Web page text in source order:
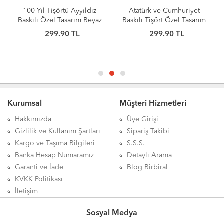
100 Yıl Tişörtü Ayyıldız
Baskılı Özel Tasarım Beyaz
299.90 TL
Atatürk ve Cumhuriyet
Baskılı Tişört Özel Tasarım
Beyaz
299.90 TL
Kurumsal
Hakkımızda
Gizlilik ve Kullanım Şartları
Kargo ve Taşıma Bilgileri
Banka Hesap Numaramız
Garanti ve İade
KVKK Politikası
İletişim
Müşteri Hizmetleri
Üye Girişi
Sipariş Takibi
S.S.S.
Detaylı Arama
Blog Birbiral
Sosyal Medya